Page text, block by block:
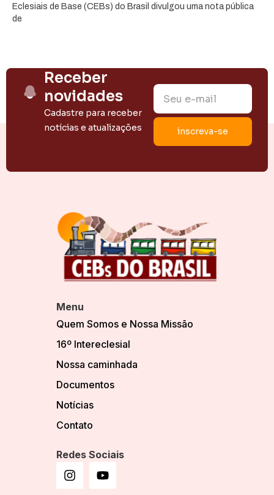
Eclesiais de Base (CEBs) do Brasil divulgou uma nota pública
de
Receber
novidades
Cadastre para receber
notícias e atualizações
Menu
Quem Somos e Nossa Missão
16º Intereclesial
Nossa caminhada
Documentos
Notícias
Contato
Redes Sociais